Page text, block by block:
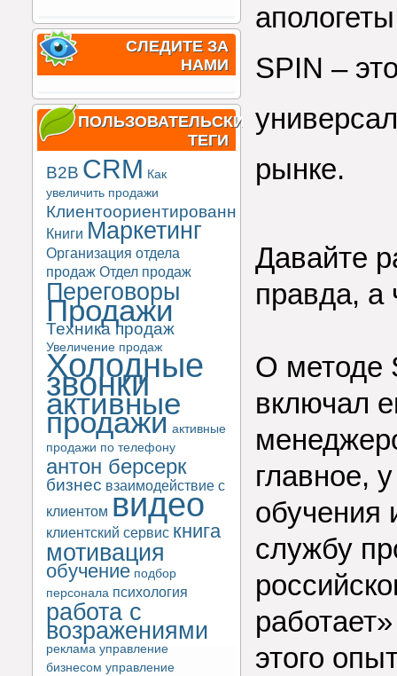
СЛЕДИТЕ ЗА
НАМИ
ПОЛЬЗОВАТЕЛЬСКИЕ
ТЕГИ
B2B CRM Как
увеличить продажи
Клиентоориентированность
Книги Маркетинг
Организация отдела
продаж Отдел продаж
Переговоры
Продажи
Техника продаж
Увеличение продаж
Холодные
звонки
активные
продажи активные
продажи по телефону
антон берсерк
бизнес взаимодействие с
клиентом видео
клиентский сервис книга
мотивация
обучение подбор
персонала психология
работа с
возражениями
реклама управление
бизнесом управление
SPIN –
рынке.
Давайте
правда, а
О методе
включал
главное,
обучения
службу
этого